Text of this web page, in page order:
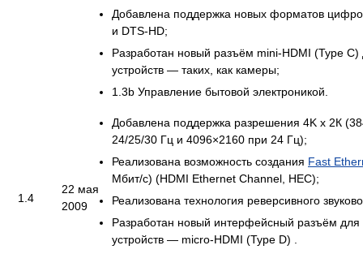
Добавлена поддержка новых форматов
и DTS-HD;
Разработан новый разъём mini-HDMI (Type C)
устройств — таких, как камеры;
1.3b Управление бытовой электроникой.
1.4
22 мая
2009
Добавлена поддержка разрешения 4K х 2К
24/25/30 Гц и 4096×2160 при 24 Гц);
Реализована возможность создания Fast
Мбит/с) (HDMI Ethernet Channel, HEC);
Реализована технология реверсивного
Разработан новый интерфейсный разъём
устройств — micro-HDMI (Type D) .